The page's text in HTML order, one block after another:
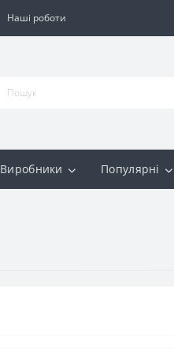
Наші роботи
Виробники Популярні